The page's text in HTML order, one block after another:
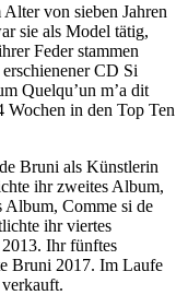
von sieben Jahren
sie als Model tätig,
Feder stammen
CD Si
Quelqu’un m’a dit
in den Top Ten
Bruni als Künstlerin
ihr zweites Album,
Album, Comme si de
ihr viertes
Ihr fünftes
Bruni 2017. Im Laufe